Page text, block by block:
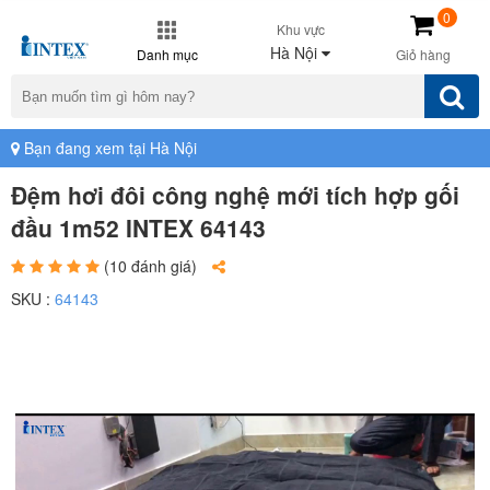
Danh mục
Khu vực
Hà Nội Giỏ hàng
0
Bạn đang xem tại Hà Nội
Đệm hơi đôi công nghệ mới tích hợp gối
đầu 1m52 INTEX 64143
(10 đánh giá)
SKU : 64143